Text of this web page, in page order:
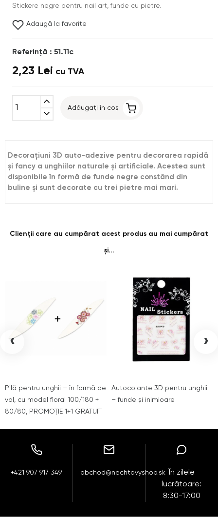
Stickere negre pentru nail art, funde cu pietre.
Adaugă la favorite
Referinţă : 51.11c
2,23 Lei cu TVA
expand_less
expand_more
Adăugați în coș
Decoraţiuni 3D auto-adezive pentru decorarea rapidă
şi fancy a unghiilor naturale şi artificiale. Acestea sunt
disponibile în formă de funde negre constând din
buline şi sunt decorate cu trei pietre mai mari.
Clienții care au cumpărat acest produs au mai cumpărat
și...
Pilă pentru unghii – în formă de
val, cu model floral 100/180 +
80/80, PROMOȚIE 1+1 GRATUIT
Autocolante 3D pentru unghii
– funde și inimioare
‹ ›
+421 907 917 349 obchod@nechtovyshop.sk
În zilele
lucrătoare:
8:30-17:00